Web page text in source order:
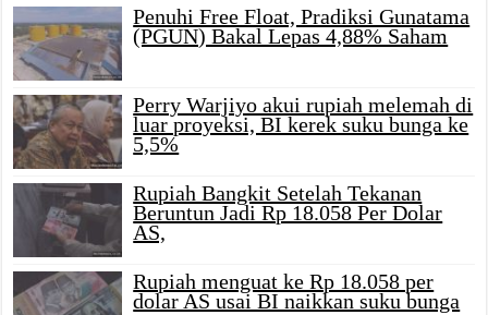
Penuhi Free Float, Pradiksi Gunatama
(PGUN) Bakal Lepas 4,88% Saham
Perry Warjiyo akui rupiah melemah di
luar proyeksi, BI kerek suku bunga ke
5,5%
Rupiah Bangkit Setelah Tekanan
Beruntun Jadi Rp 18.058 Per Dolar
AS,
Rupiah menguat ke Rp 18.058 per
dolar AS usai BI naikkan suku bunga